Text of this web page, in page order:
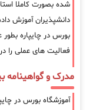
شده بصورت کاملا
دانشپذیران آموزش
بورس در چایپاره بطور
فعالیت های عملی را
مدرک و گواهینامه
آموزشگاه بورس در